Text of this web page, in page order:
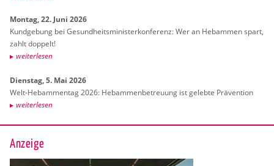
Mon­tag, 22. Juni 2026
Kund­ge­bung bei Ge­sund­heits­mi­nis­ter­kon­fe­renz: Wer an Heb­am­men spart,
zahlt dop­pelt!
wei­ter­le­sen
Diens­tag, 5. Mai 2026
Welt-Heb­am­men­tag 2026: Heb­am­men­be­treu­ung ist ge­leb­te Prä­ven­ti­on
wei­ter­le­sen
Anzeige